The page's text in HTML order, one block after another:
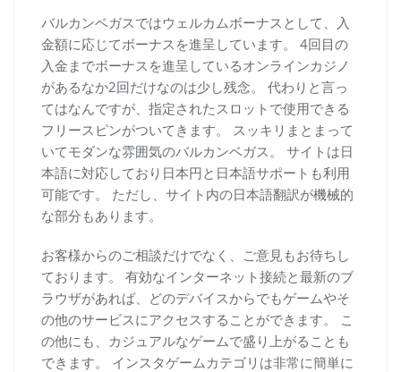
バルカンベガスではウェルカムボーナスとして、入
金額に応じてボーナスを進呈しています。 4回目の
入金までボーナスを進呈しているオンラインカジノ
があるなか2回だけなのは少し残念。 代わりと言っ
てはなんですが、指定されたスロットで使用できる
フリースピンがついてきます。 スッキリまとまって
いてモダンな雰囲気のバルカンベガス。 サイトは日
本語に対応しており日本円と日本語サポートも利用
可能です。 ただし、サイト内の日本語翻訳が機械的
な部分もあります。
お客様からのご相談だけでなく、ご意見もお待ちし
ております。 有効なインターネット接続と最新のブ
ラウザがあれば、どのデバイスからでもゲームやそ
の他のサービスにアクセスすることができます。 こ
の他にも、カジュアルなゲームで盛り上がることも
できます。 インスタゲームカテゴリは非常に簡単に